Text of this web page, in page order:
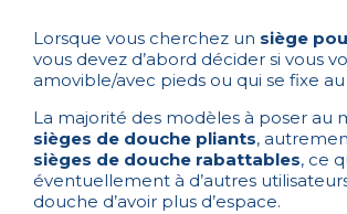
Lorsque vous cherchez un siège
vous devez d’abord décider si vous
amovible/avec pieds ou qui se fixe
La majorité des modèles à poser au
sièges de douche pliants,
sièges de douche rabattables, ce
éventuellement à d’autres
douche d’avoir plus d’espace.